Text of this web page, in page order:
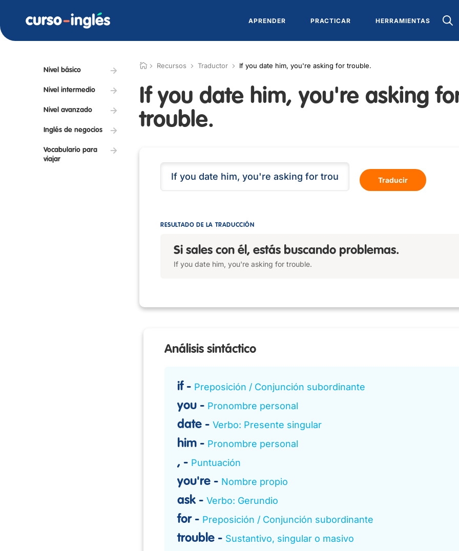
APRENDER PRACTICAR HERRAMIENTAS
Nivel básico
Nivel intermedio
Nivel avanzado
Inglés de negocios
Vocabulario para
viajar
Recursos Traductor If you date him, you're asking for trouble.
If you date him, you're asking
trouble.
Traducir
RESULTADO DE LA TRADUCCIÓN
Si sales con él, estás buscando problemas.
If you date him, you're asking for trouble.
Análisis sintáctico
if Preposición / Conjunción subordinante
you Pronombre personal
date Verbo: Presente singular
him Pronombre personal
, Puntuación
you're Nombre propio
ask Verbo: Gerundio
for Preposición / Conjunción subordinante
trouble Sustantivo, singular o masivo